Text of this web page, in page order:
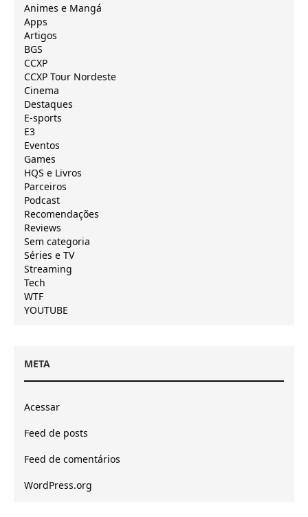
Animes e Mangá
Apps
Artigos
BGS
CCXP
CCXP Tour Nordeste
Cinema
Destaques
E-sports
E3
Eventos
Games
HQS e Livros
Parceiros
Podcast
Recomendações
Reviews
Sem categoria
Séries e TV
Streaming
Tech
WTF
YOUTUBE
META
Acessar
Feed de posts
Feed de comentários
WordPress.org